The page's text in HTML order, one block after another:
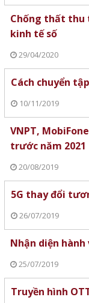
Chống thất thu
kinh tế số
29/04/2020
Cách chuyển
10/11/2019
VNPT,
trước năm 2021
20/08/2019
5G thay đổi
26/07/2019
Nhận diện
25/07/2019
Truyền hình